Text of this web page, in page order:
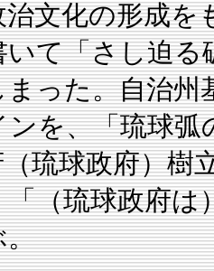
文化の形成を
て「さし迫る
った。自治州
を、「琉球弧
琉球政府）樹
（琉球政府
。